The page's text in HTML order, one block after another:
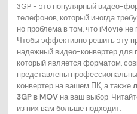
3GP - это популярный видео-
телефонов, который иногда
но проблема в том, что iMovie
Чтобы эффективно решить эту
надежный видео-конвертер для
который является форматом,
представлены
конвертер на вашем ПК, а также
3GP в MOVна ваш выбор.
из них вам больше подходит.